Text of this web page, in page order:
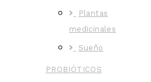
Plantas
medicinales
Sueño
PROBIÓTICOS